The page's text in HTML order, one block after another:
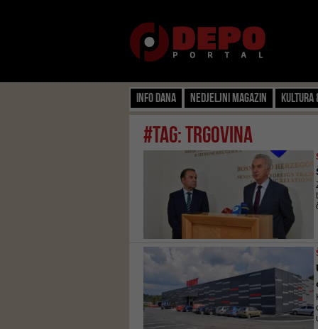
Info dana Nedjeljni magazin Kultura
#tag: trgovina